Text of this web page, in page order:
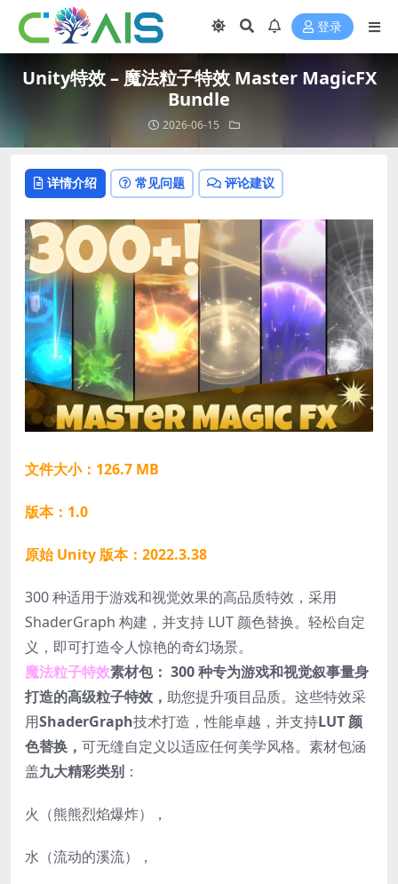
登录
Unity特效 – 魔法粒子特效 Master MagicFX
Bundle
2026-06-15
详情介绍 常见问题 评论建议
文件大小：126.7 MB
版本：1.0
原始 Unity 版本：2022.3.38
300 种适用于游戏和视觉效果的高品质特效，采用
ShaderGraph 构建，并支持 LUT 颜色替换。轻松自定
义，即可打造令人惊艳的奇幻场景。
魔法粒子特效素材包： 300 种专为游戏和视觉叙事量身
打造的高级粒子特效， 助您提升项目品质。这些特效采
用ShaderGraph技术打造，性能卓越，并支持LUT 颜
色替换， 可无缝自定义以适应任何美学风格。素材包涵
盖九大精彩类别 ：
火（熊熊烈焰爆炸），
水（流动的溪流），